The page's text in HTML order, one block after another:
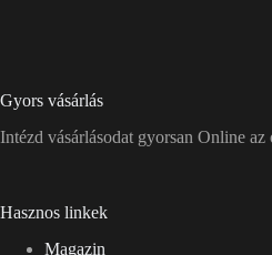
Gyors vásárlás
Intézd vásárlásodat gyorsan Online
Hasznos linkek
Magazin